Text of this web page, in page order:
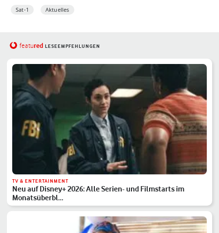
Sat-1 Aktuelles
featured LESEEMPFEHLUNGEN
TV & ENTERTAINMENT
Neu auf Disney+ 2026: Alle Serien- und Filmstarts im
Monatsüberbl…